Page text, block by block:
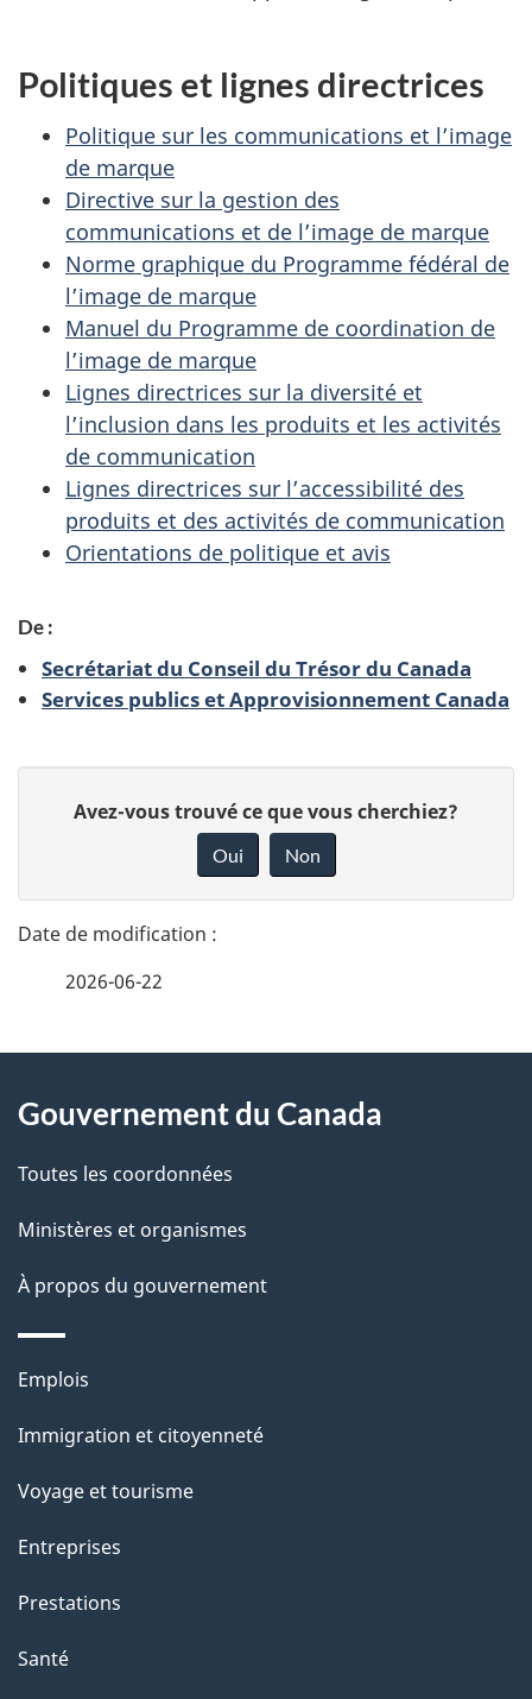
d
Politiques et lignes directrices
Politique sur les communications et l’image
de marque
Directive sur la gestion des
communications et de l’image de marque
Norme graphique du Programme fédéral de
l’image de marque
Manuel du Programme de coordination de
l’image de marque
Lignes directrices sur la diversité et
l’inclusion dans les produits et les activités
de communication
Lignes directrices sur l’accessibilité des
produits et des activités de communication
Orientations de politique et avis
De :
Secrétariat du Conseil du Trésor du Canada
Services publics et Approvisionnement Canada
t
a
l
s
l
a
p
a
g
e
n
o
t
e
r
é
t
r
a
c
i
o
s
u
Avez-vous trouvé ce que vous cherchiez?
Oui Non
2026-06-22
propos
de
ce
site
Gouvernement du Canada
Toutes les coordonnées
Ministères et organismes
À propos du gouvernement
Thèmes
sujets
Emplois
Immigration et citoyenneté
Voyage et tourisme
Entreprises
Prestations
Santé